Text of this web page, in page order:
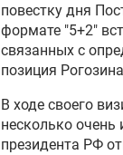
повестку дня
формате "5+2"
связанных с
позиция
В ходе своего
несколько очень
президента РФ